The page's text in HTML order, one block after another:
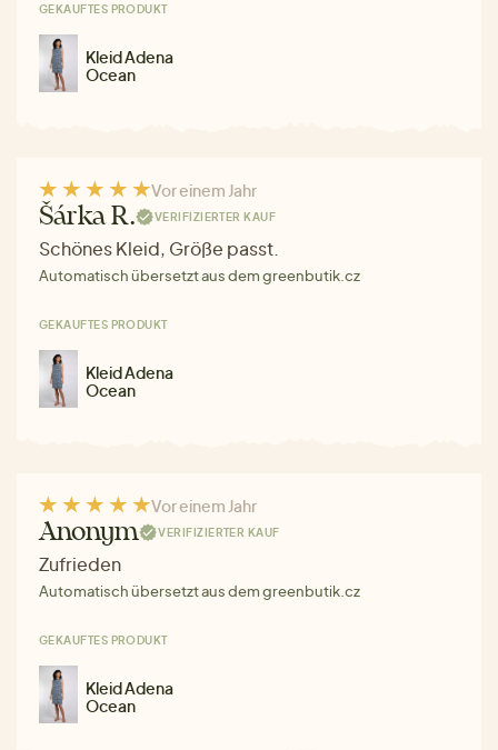
GEKAUFTES PRODUKT
Kleid Adena
Ocean
Vor einem Jahr
Šárka R. VERIFIZIERTER KAUF
Schönes Kleid, Größe passt.
Automatisch übersetzt aus dem greenbutik.cz
GEKAUFTES PRODUKT
Kleid Adena
Ocean
Vor einem Jahr
Anonym VERIFIZIERTER KAUF
Zufrieden
Automatisch übersetzt aus dem greenbutik.cz
GEKAUFTES PRODUKT
Kleid Adena
Ocean